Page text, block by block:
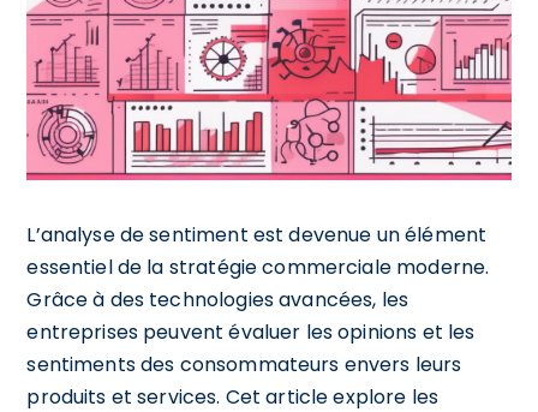
L’analyse de sentiment est devenue un élément
essentiel de la stratégie commerciale moderne.
Grâce à des technologies avancées, les
entreprises peuvent évaluer les opinions et les
sentiments des consommateurs envers leurs
produits et services. Cet article explore les